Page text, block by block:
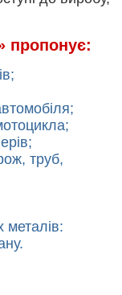
пропонує:
труб,
металів: